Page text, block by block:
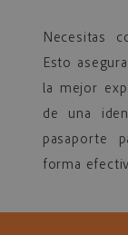
Necesitas
Esto
la mejor
de una
pasaporte
forma